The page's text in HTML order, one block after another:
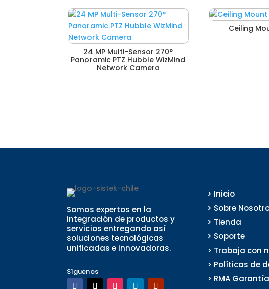
24 MP Multi-Sensor 270°
Panoramic PTZ Hubble WizMind
Network Camera
Ceiling
Somos expertos en la
integración de productos y
servicios entregando así
soluciones tecnológicas
unificadas e innovadoras.
Síguenos
> Inicio
> Sobre
> Tienda
> Soporte
> Trabaja con
> Políticas de
> RMA Garantía